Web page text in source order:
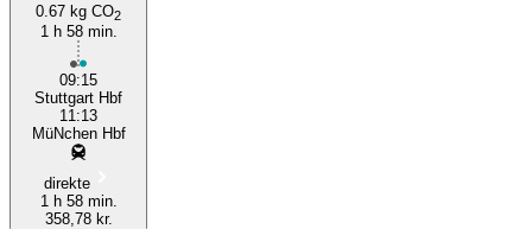
0.67 kg CO2
1 h 58 min.
09:15
Stuttgart Hbf
11:13
MüNchen Hbf
direkte
1 h 58 min.
358,78 kr.